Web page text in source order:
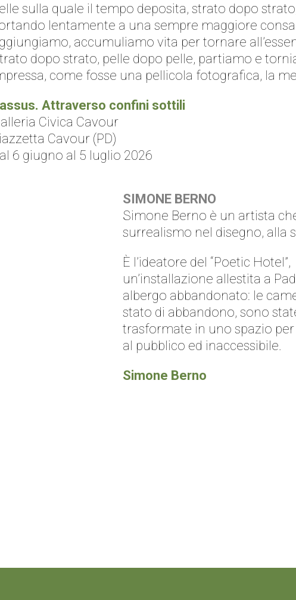
sulla quale il tempo deposita, strato dopo
lentamente a una sempre maggiore
accumuliamo vita per tornare
dopo strato, pelle dopo pelle, partiamo e
come fosse una pellicola fotografica, la
Attraverso confini sottili
Civica Cavour
Cavour (PD)
6 giugno al 5 luglio 2026
SIMONE BERNO
Simone Berno è un artista
surrealismo nel disegno, alla
È l’ideatore del “Poetic Hotel”,
un’installazione allestita a
albergo abbandonato: le
stato di abbandono, sono
trasformate in uno spazio per
al pubblico ed inaccessibile.
Simone Berno